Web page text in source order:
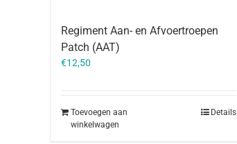
Regiment Aan- en Afvoertroepen
Patch (AAT)
€12,50
Toevoegen aan
winkelwagen
Details